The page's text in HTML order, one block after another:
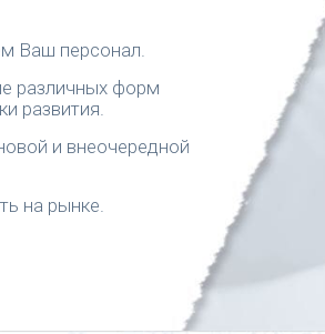
Ваш персонал.
различных форм
развития.
и внеочередной
на рынке.